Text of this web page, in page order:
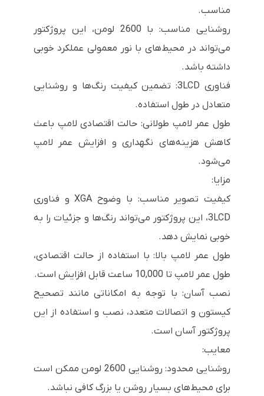
مناسب.
روشنایی مناسب: با 2600 لومن، این پروژکتور
می‌تواند در محیط‌های با نور معمولی عملکرد خوبی
داشته باشد.
فناوری 3LCD: تضمین کیفیت رنگ‌ها و روشنایی
متعادل در طول استفاده.
طول عمر لامپ طولانی: حالت اقتصادی لامپ باعث
کاهش هزینه‌های نگهداری و افزایش عمر لامپ
می‌شود.
مزایا:
کیفیت تصویر مناسب: با وضوح XGA و فناوری
3LCD، این پروژکتور می‌تواند رنگ‌ها و جزئیات را به
خوبی نمایش دهد.
طول عمر لامپ بالا: با استفاده از حالت اقتصادی،
طول عمر لامپ تا 10,000 ساعت قابل افزایش است.
نصب آسان: با توجه به امکاناتی مانند تصحیح
کیستون و اتصالات متعدد، نصب و استفاده از این
پروژکتور آسان است.
معایب:
روشنایی محدود: روشنایی 2600 لومن ممکن است
برای محیط‌های بسیار روشن یا بزرگ کافی نباشد.